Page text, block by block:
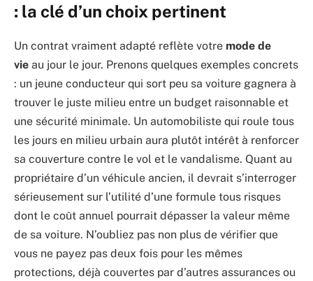
: la clé d’un choix pertinent
Un contrat vraiment adapté reflète votre mode de
vie au jour le jour. Prenons quelques exemples concrets
: un jeune conducteur qui sort peu sa voiture gagnera à
trouver le juste milieu entre un budget raisonnable et
une sécurité minimale. Un automobiliste qui roule tous
les jours en milieu urbain aura plutôt intérêt à renforcer
sa couverture contre le vol et le vandalisme. Quant au
propriétaire d’un véhicule ancien, il devrait s’interroger
sérieusement sur l’utilité d’une formule tous risques
dont le coût annuel pourrait dépasser la valeur même
de sa voiture. N’oubliez pas non plus de vérifier que
vous ne payez pas deux fois pour les mêmes
protections, déjà couvertes par d’autres assurances ou